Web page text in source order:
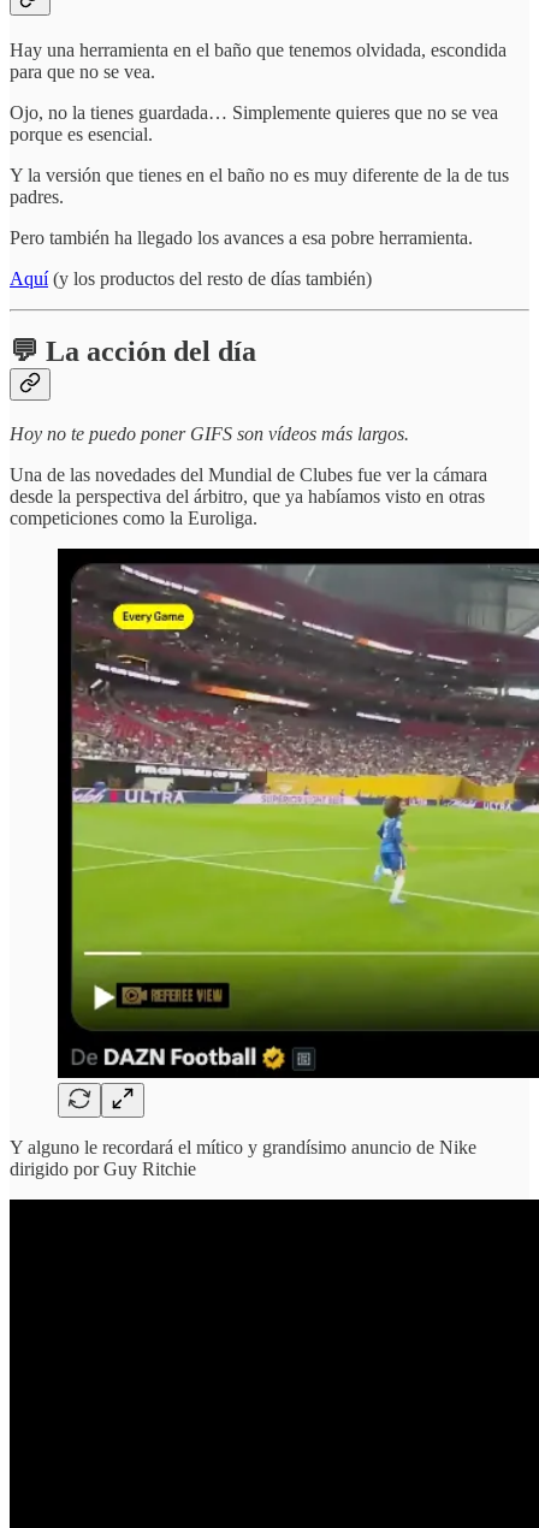
Hay una herramienta en el baño que tenemos olvidada, escondida
para que no se vea.
Ojo, no la tienes guardada… Simplemente quieres que no se vea
porque es esencial.
Y la versión que tienes en el baño no es muy diferente de la de tus
padres.
Pero también ha llegado los avances a esa pobre herramienta.
Aquí(y los productos del resto de días también)
💬 La acción del día
Hoy no te puedo poner GIFS son vídeos más largos.
Una de las novedades del Mundial de Clubes fue ver la cámara
desde la perspectiva del árbitro, que ya habíamos visto en otras
competiciones como la Euroliga.
Y alguno le recordará el mítico y grandísimo anuncio de Nike
dirigido por Guy Ritchie